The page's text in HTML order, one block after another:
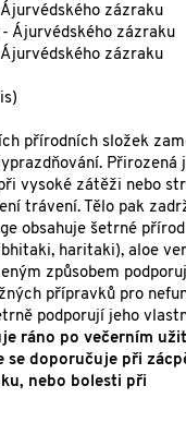
zázraku
Ájurvédského zázraku
zázraku
přírodních složek
Přirozená
vysoké zátěži nebo
trávení. Tělo pak
obsahuje šetrné
haritaki), aloe
způsobem
přípravků pro
podporují jeho
ráno po večerním
se doporučuje při
nebo bolesti při